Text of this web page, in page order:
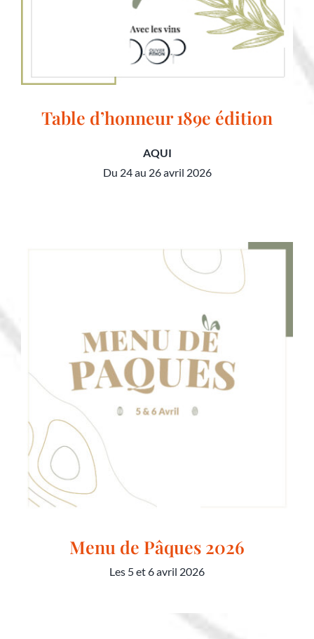
Table d’honneur 189e édition
AQUI
Du 24 au 26 avril 2026
Menu de Pâques 2026
Les 5 et 6 avril 2026